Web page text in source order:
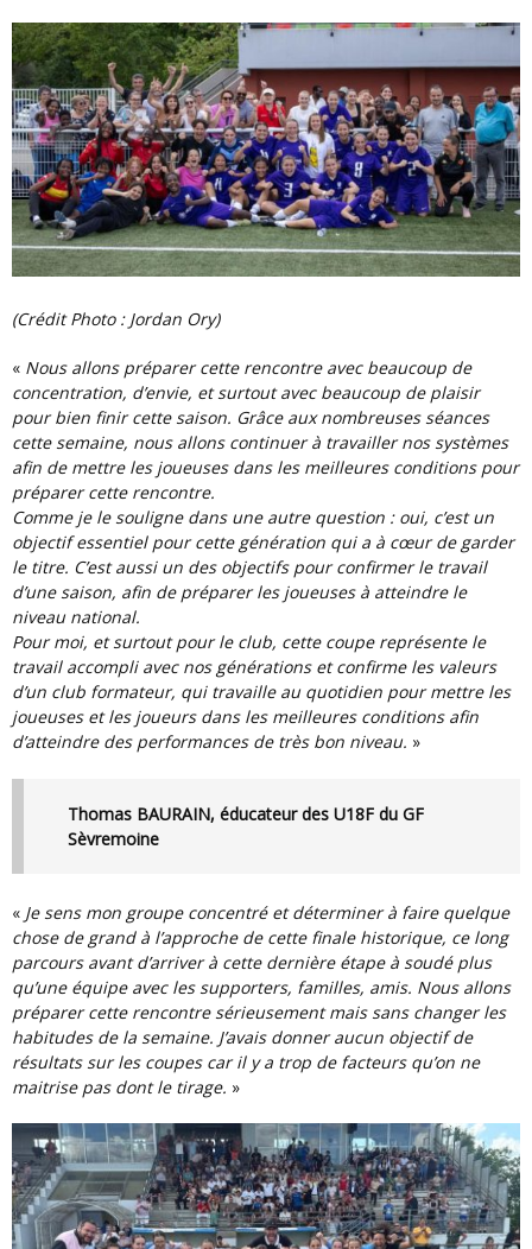
(Crédit Photo : Jordan Ory)
« Nous allons préparer cette rencontre avec beaucoup de
concentration, d’envie, et surtout avec beaucoup de plaisir
pour bien finir cette saison. Grâce aux nombreuses séances
cette semaine, nous allons continuer à travailler nos systèmes
afin de mettre les joueuses dans les meilleures conditions pour
préparer cette rencontre.
Comme je le souligne dans une autre question : oui, c’est un
objectif essentiel pour cette génération qui a à cœur de garder
le titre. C’est aussi un des objectifs pour confirmer le travail
d’une saison, afin de préparer les joueuses à atteindre le
niveau national.
Pour moi, et surtout pour le club, cette coupe représente le
travail accompli avec nos générations et confirme les valeurs
d’un club formateur, qui travaille au quotidien pour mettre les
joueuses et les joueurs dans les meilleures conditions afin
d’atteindre des performances de très bon niveau. »
Thomas BAURAIN, éducateur des U18F du GF
Sèvremoine
« Je sens mon groupe concentré et déterminer à faire quelque
chose de grand à l’approche de cette finale historique, ce long
parcours avant d’arriver à cette dernière étape à soudé plus
qu’une équipe avec les supporters, familles, amis. Nous allons
préparer cette rencontre sérieusement mais sans changer les
habitudes de la semaine. J’avais donner aucun objectif de
résultats sur les coupes car il y a trop de facteurs qu’on ne
maitrise pas dont le tirage. »